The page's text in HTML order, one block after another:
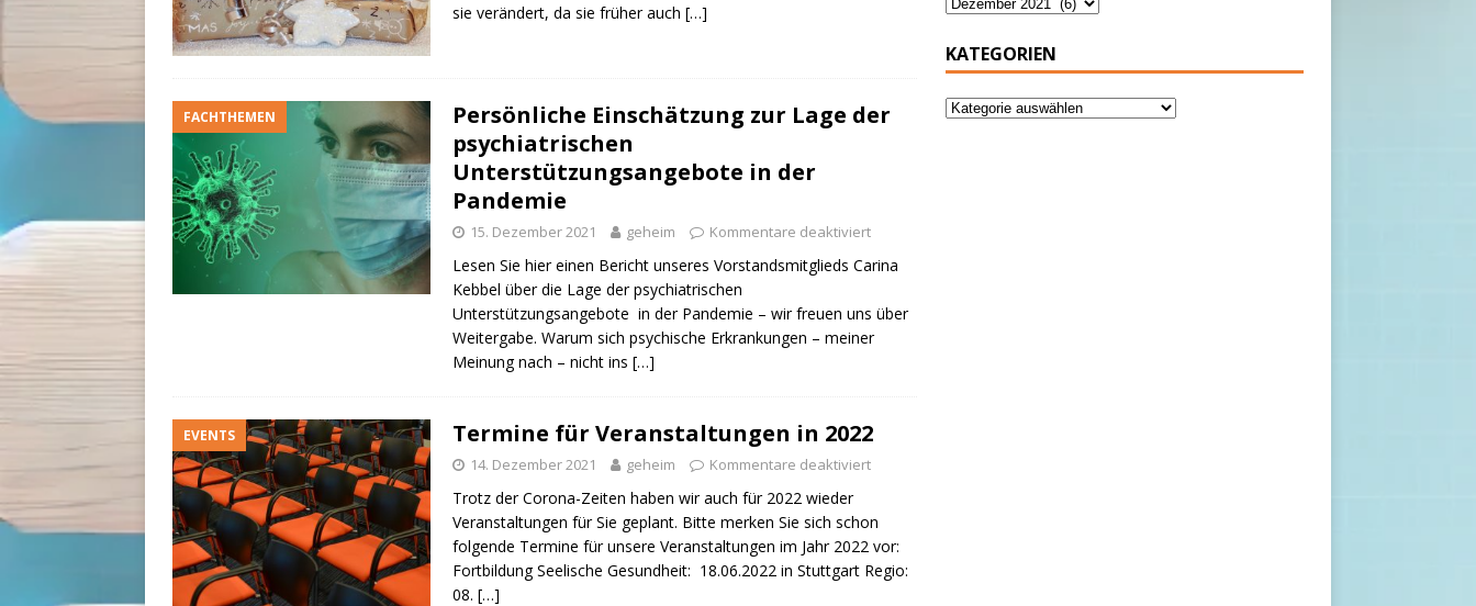
sie verändert, da sie früher auch […]
FACHTHEMEN
Persönliche Einschätzung zur Lage der
psychiatrischen
Unterstützungsangebote in der
Pandemie
15. Dezember 2021 geheim Kommentare deaktiviert
Lesen Sie hier einen Bericht unseres Vorstandsmitglieds Carina
Kebbel über die Lage der psychiatrischen
Unterstützungsangebote in der Pandemie – wir freuen uns über
Weitergabe. Warum sich psychische Erkrankungen – meiner
Meinung nach – nicht ins […]
EVENTS Termine für Veranstaltungen in 2022
14. Dezember 2021 geheim Kommentare deaktiviert
Trotz der Corona-Zeiten haben wir auch für 2022 wieder
Veranstaltungen für Sie geplant. Bitte merken Sie sich schon
folgende Termine für unsere Veranstaltungen im Jahr 2022 vor:
Fortbildung Seelische Gesundheit: 18.06.2022 in Stuttgart Regio:
08. […]
KATEGORIEN